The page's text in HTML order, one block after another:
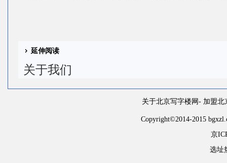
延伸阅读
关于我们
关于北京写字楼网 - 加盟北
Copyright©2014-2015
京
选址